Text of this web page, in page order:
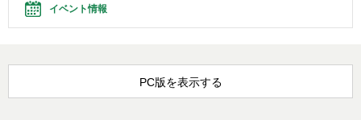
イベント情報
PC版を表示する